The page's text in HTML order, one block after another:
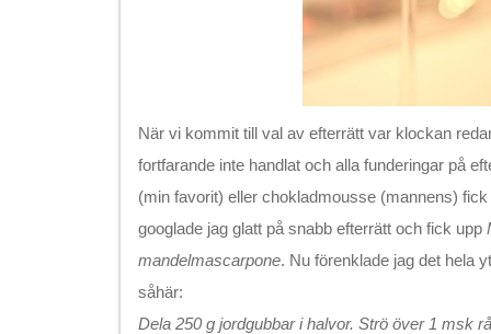
När vi kommit till val av efterrätt var klockan
fortfarande inte handlat och alla funderingar på
(min favorit) eller chokladmousse (mannens)
googlade jag glatt på snabb efterrätt och fick upp
mandelmascarpone. Nu förenklade jag det hela
såhär:
Dela 250 g jordgubbar i halvor. Strö över 1 msk